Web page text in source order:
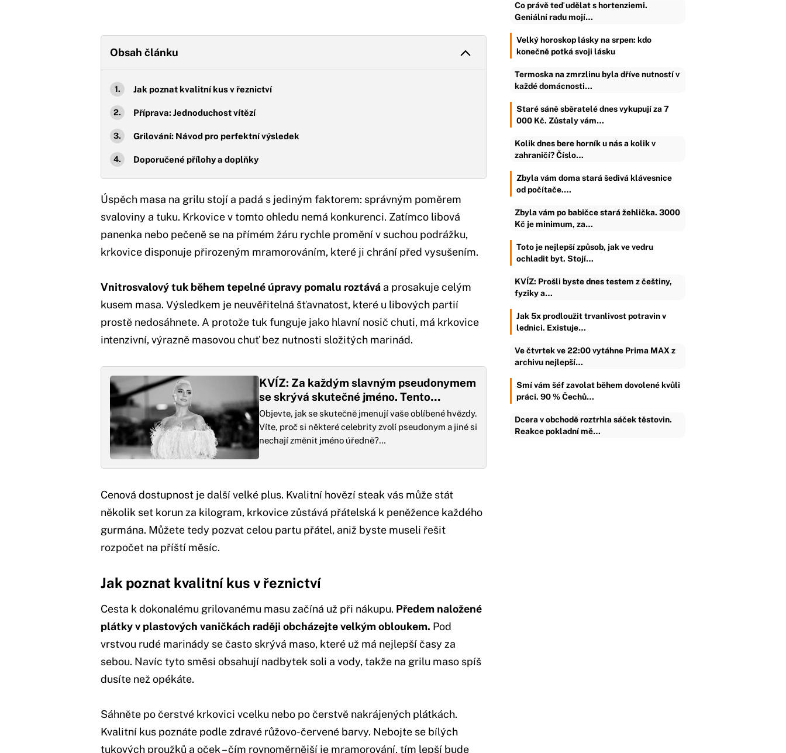
Obsah článku
Jak poznat kvalitní kus v řeznictví
Příprava: Jednoduchost vítězí
Grilování: Návod pro perfektní výsledek
Doporučené přílohy a doplňky
Úspěch masa na grilu stojí a padá s jediným faktorem: správným poměrem
svaloviny a tuku. Krkovice v tomto ohledu nemá konkurenci. Zatímco libová
panenka nebo pečeně se na přímém žáru rychle promění v suchou podrážku,
krkovice disponuje přirozeným mramorováním, které ji chrání před vysušením.
Vnitrosvalový tuk během tepelné úpravy pomalu roztáváa prosakuje celým
kusem masa. Výsledkem je neuvěřitelná šťavnatost, které u libových partií
prostě nedosáhnete. A protože tuk funguje jako hlavní nosič chuti, má krkovice
intenzivní, výrazně masovou chuť bez nutnosti složitých marinád.
KVÍZ: Za každým slavným pseudonymem
se skrývá skutečné jméno. Tento…
Objevte, jak se skutečně jmenují vaše oblíbené hvězdy.
Víte, proč si některé celebrity zvolí pseudonym a jiné si
nechají změnit jméno úředně?…
Cenová dostupnost je další velké plus. Kvalitní hovězí steak vás může stát
několik set korun za kilogram, krkovice zůstává přátelská k peněžence každého
gurmána. Můžete tedy pozvat celou partu přátel, aniž byste museli řešit
rozpočet na příští měsíc.
Jak poznat kvalitní kus v řeznictví
Cesta k dokonalému grilovanému masu začíná už při nákupu. Předem naložené
plátky v plastových vaničkách raději obcházejte velkým obloukem. Pod
vrstvou rudé marinády se často skrývá maso, které už má nejlepší časy za
sebou. Navíc tyto směsi obsahují nadbytek soli a vody, takže na grilu maso spíš
dusíte než opékáte.
Sáhněte po čerstvé krkovici vcelku nebo po čerstvě nakrájených plátkách.
Kvalitní kus poznáte podle zdravé růžovo-červené barvy. Nebojte se bílých
tukových proužků a oček – čím rovnoměrnější je mramorování, tím lepší bude
Co právě teď udělat s hortenziemi.
Geniální radu mojí…
Velký horoskop lásky na srpen: kdo
konečně potká svoji lásku
Termoska na zmrzlinu byla dříve nutností v
každé domácnosti…
Staré sáně sběratelé dnes vykupují za 7
000 Kč. Zůstaly vám…
Kolik dnes bere horník u nás a kolik v
zahraničí? Číslo…
Zbyla vám doma stará šedivá klávesnice
od počítače.…
Zbyla vám po babičce stará žehlička. 3000
Kč je minimum, za…
Toto je nejlepší způsob, jak ve vedru
ochladit byt. Stojí…
KVÍZ: Prošli byste dnes testem z češtiny,
fyziky a…
Jak 5x prodloužit trvanlivost potravin v
lednici. Existuje…
Ve čtvrtek ve 22:00 vytáhne Prima MAX z
archivu nejlepší…
Smí vám šéf zavolat během dovolené kvůli
práci. 90 % Čechů…
Dcera v obchodě roztrhla sáček těstovin.
Reakce pokladní mě…